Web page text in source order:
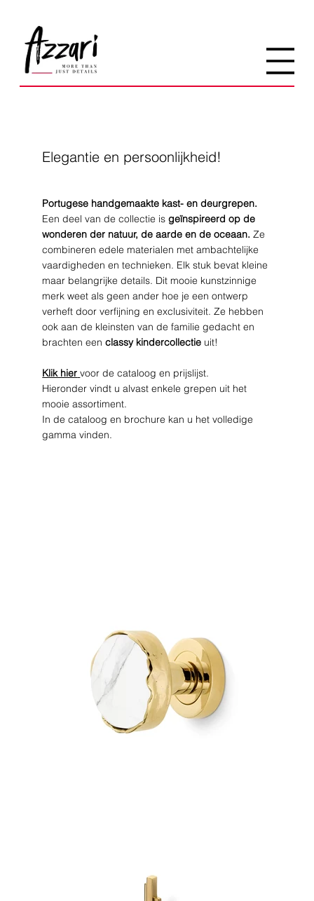
Elegantie en persoonlijkheid!
Portugese handgemaakte kast- en deurgrepen.
Een deel van de collectie isgeïnspireerd op de
wonderen der natuur, de aarde en de oceaan. Ze
combineren edele materialen met ambachtelijke
vaardigheden en technieken. Elk stuk bevat kleine
maar belangrijke details. Dit mooie kunstzinnige
merk weet als geen ander hoe je een ontwerp
verheft door verfijning en exclusiviteit.​ Ze hebben
ook aan de kleinsten van de familie gedacht en
brachten eenclassy kindercollectie uit!
Klik hier voor de cataloog en prijslijst.
Hieronder vindt u alvast enkele grepen uit het
mooie assortiment.
In de cataloog en brochure kan u het volledige
gamma vinden.